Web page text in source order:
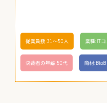
従業員数:31〜50人 業種:IT
決裁者の年齢:50代 商材:BtoB